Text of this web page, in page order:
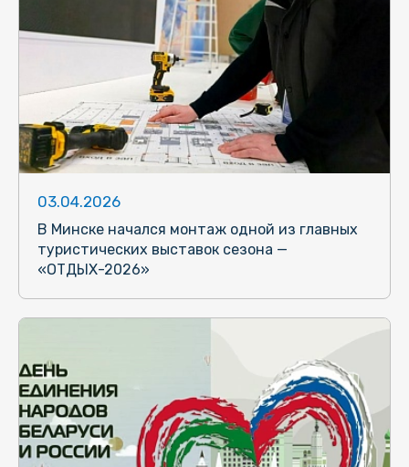
03.04.2026
В Минске начался монтаж одной из главных
туристических выставок сезона —
«ОТДЫХ-2026»